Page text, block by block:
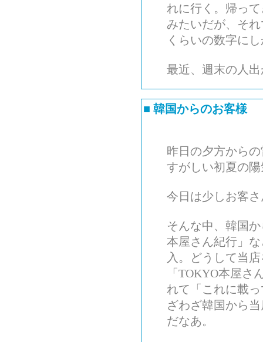
れに行く。帰っ
みたいだが、そ
くらいの数字に
最近、週末の人
■ 韓国からのお客様
昨日の夕方から
すがしい初夏の
今日は少しお客
そんな中、韓国
本屋さん紀行」
入。どうして当
「TOKYO本屋さ
れて「これに載
ざわざ韓国から
だなあ。